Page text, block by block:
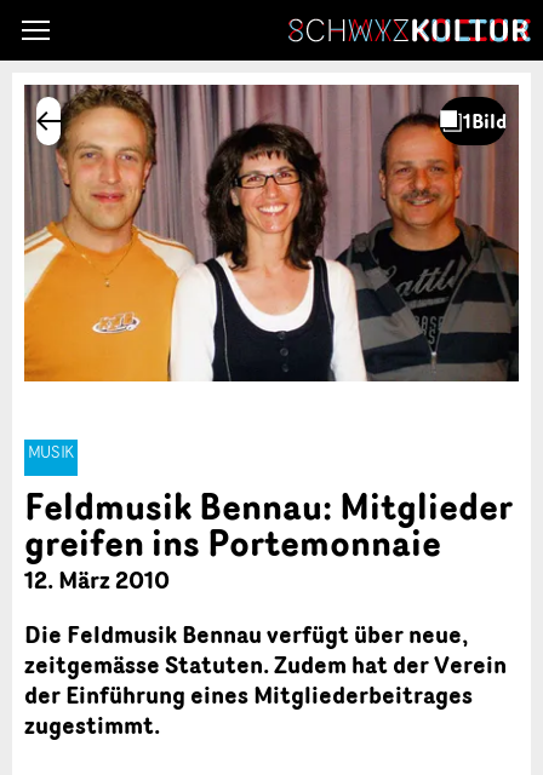
MUSIK
Feldmusik Bennau: Mitglieder
greifen ins Portemonnaie
12. März 2010
Die Feldmusik Bennau verfügt über neue,
zeitgemässe Statuten. Zudem hat der Verein
der Einführung eines Mitgliederbeitrages
zugestimmt.